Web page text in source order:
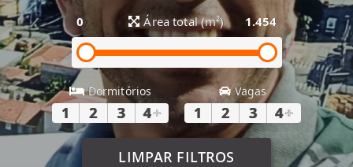
0 Área total (m²) 1.454
Dormitórios
1 2 3 4+
Vagas
1 2 3 4+
LIMPAR FILTROS